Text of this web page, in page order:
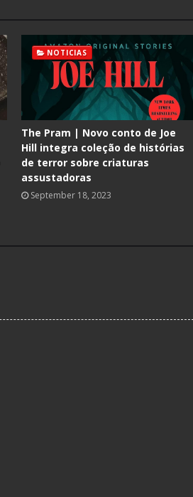
NOTICIAS
The Pram | Novo conto de Joe
Hill integra coleção de histórias
de terror sobre criaturas
assustadoras
September 18, 2023